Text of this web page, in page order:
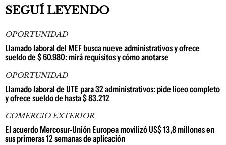
SEGUÍ LEYENDO
OPORTUNIDAD
Llamado laboral del MEF busca nueve administrativos y ofrece
sueldo de $ 60.980: mirá requisitos y cómo anotarse
OPORTUNIDAD
Llamado laboral de UTE para 32 administrativos: pide liceo completo
y ofrece sueldo de hasta $ 83.212
COMERCIO EXTERIOR
El acuerdo Mercosur-Unión Europea movilizó US$ 13,8 millones en
sus primeras 12 semanas de aplicación